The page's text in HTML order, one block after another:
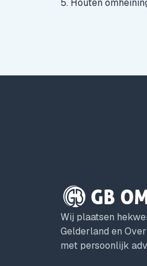
5. Houten
Wij plaatsen
Gelderland en
met persoonlijk